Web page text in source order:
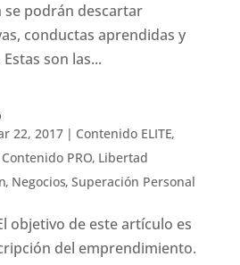
se podrán descartar
conductas aprendidas y
son las...
22, 2017| Contenido ELITE,
Contenido PRO, Libertad
, Negocios,Superación Personal
objetivo de este artículo es
del emprendimiento.